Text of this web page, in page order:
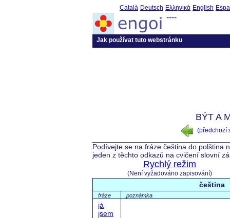
Català Deutsch Ελληνικά English
----
Jak používat tuto webstránku
BÝT A
(předchozí
Podívejte se na fráze čeština do polština
jeden z těchto odkazů na cvičení slovní
Rychlý režim
(Není vyžadováno zapisování)
čeština
fráze poznámka
já
jsem